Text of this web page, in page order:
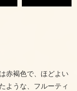
赤褐色で、ほどよい
ような、フルーティ